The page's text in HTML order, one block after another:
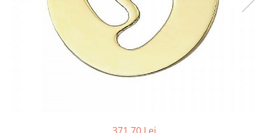
Cercei din aur dama
Cercei de aur lungi cu lant
Cercei din aur tortite
Cercei din aur alb